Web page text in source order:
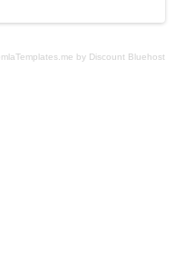
by Discount Bluehost